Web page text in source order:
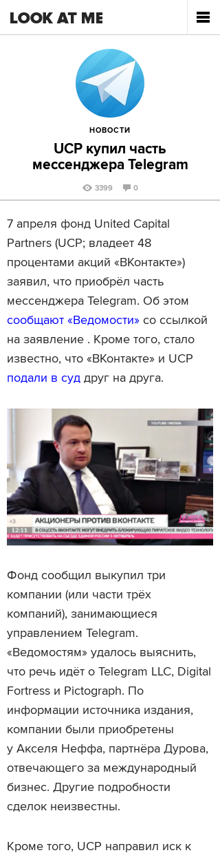
НОВОСТИ
UCP купил часть
мессенджера Telegram
3399 0
7 апреля фонд United Capital
Partners (UCP; владеет 48
процентами акций «ВКонтакте»)
заявил, что приобрёл часть
мессенджера Telegram. Об этом
сообщают «Ведомости» со ссылкой
на заявление . Кроме того, стало
известно, что «ВКонтакте» и UCP
подали в суд друг на друга.
Фонд сообщил выкупил три
компании (или части трёх
компаний), занимающиеся
управлением Telegram.
«Ведомостям» удалось выяснить,
что речь идёт о Telegram LLC, Digital
Fortress и Pictograph. По
информации источника издания,
компании были приобретены
у Акселя Неффа, партнёра Дурова,
отвечающего за международный
бизнес. Другие подробности
сделок неизвестны.
Кроме того, UCP направил иск к